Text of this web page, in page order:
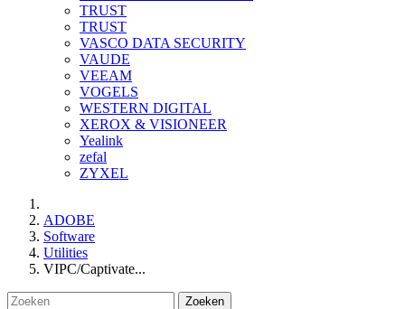
TRUST
TRUST
VASCO DATA SECURITY
VAUDE
VEEAM
VOGELS
WESTERN DIGITAL
XEROX & VISIONEER
Yealink
zefal
ZYXEL
ADOBE
Software
Utilities
VIPC/Captivate...
Zoeken